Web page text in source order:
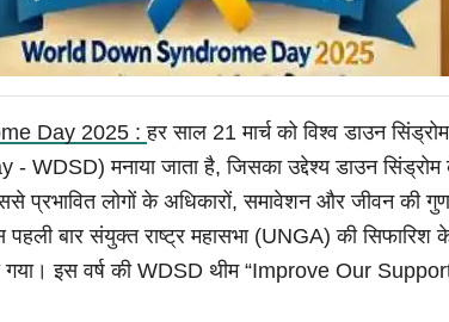
Day 2025 :हर साल 21 मार्च को विश्व डाउन
WDSD) मनाया जाता है, जिसका उद्देश्य डाउन सिंड्रोम
प्रभावित लोगों के अधिकारों, समावेशन और जीवन की
पहली बार संयुक्त राष्ट्र महासभा (UNGA) की सिफारिश
गया। इस वर्ष की WDSD थीम “Improve Our